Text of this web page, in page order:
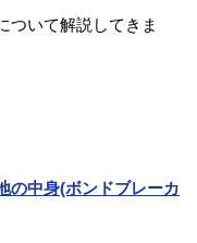
ついて解説してきま
の中身(ボンドブレーカ